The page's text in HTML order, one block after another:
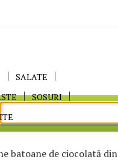
SALATE
SOSURI
batoane de ciocolată din